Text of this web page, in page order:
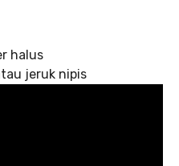
halus
jeruk nipis